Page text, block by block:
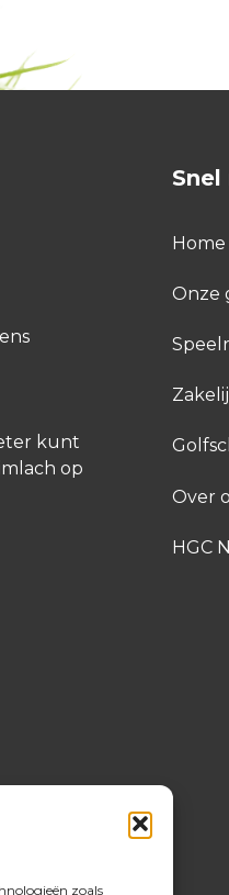
zoals
kunt
op
Snel
Home
Onze
Over
HGC